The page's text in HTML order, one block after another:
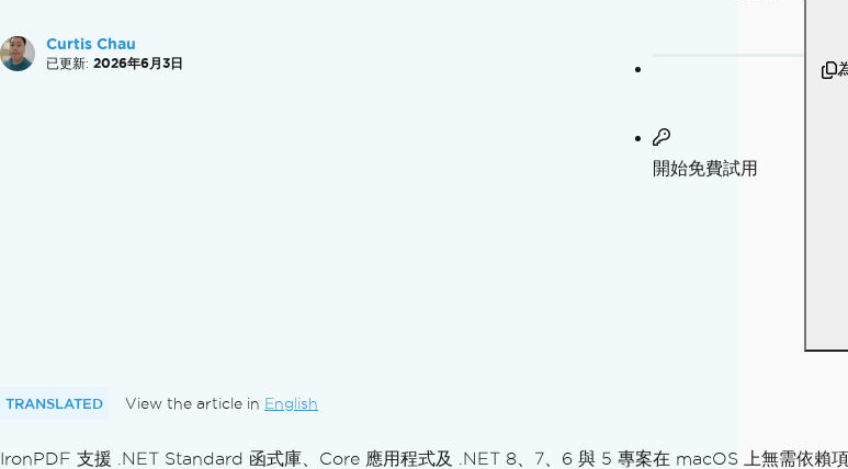
從 Azure Blob 儲存體嵌入圖片
從 HTML 檔案轉為 PDF
來自 HTML ZIP 檔案的 PDF
Curtis Chau
已更新: 2026年6月3日
開始免費試用
TRANSLATED View the article in English
IronPDF 支援 .NET Standard 函式庫、Core 應用程式及 .NET 8、7、6 與 5 專案在 macOS 上無需依